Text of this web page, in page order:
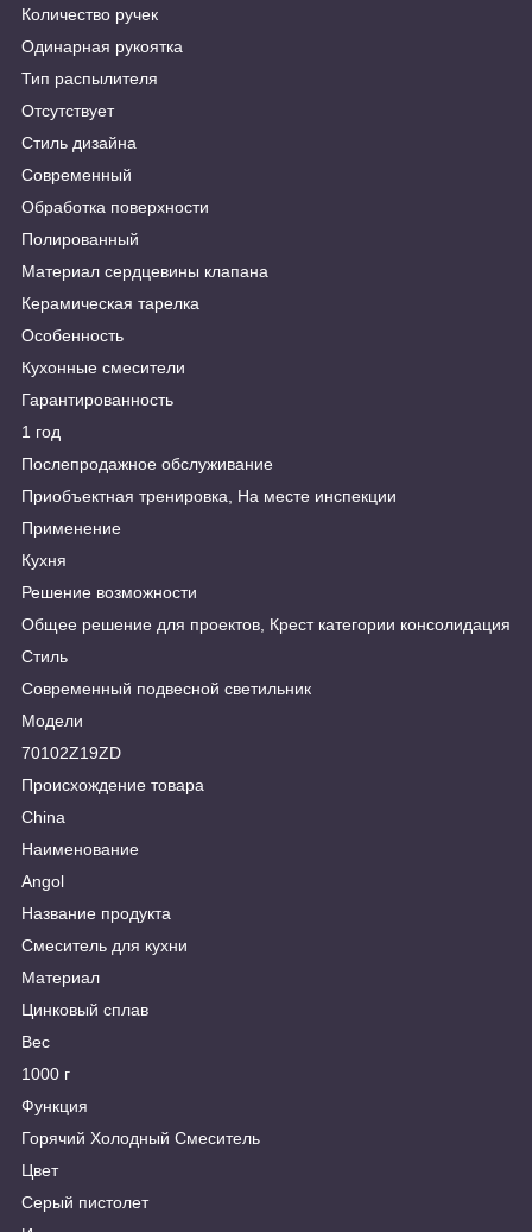
Количество ручек
Одинарная рукоятка
Тип распылителя
Отсутствует
Стиль дизайна
Современный
Обработка поверхности
Полированный
Материал сердцевины клапана
Керамическая тарелка
Особенность
Кухонные смесители
Гарантированность
1 год
Послепродажное обслуживание
Приобъектная тренировка, На месте инспекции
Применение
Кухня
Решение возможности
Общее решение для проектов, Крест категории консолидация
Стиль
Современный подвесной светильник
Модели
70102Z19ZD
Происхождение товара
China
Наименование
Angol
Название продукта
Смеситель для кухни
Материал
Цинковый сплав
Вес
1000 г
Функция
Горячий Холодный Смеситель
Цвет
Серый пистолет